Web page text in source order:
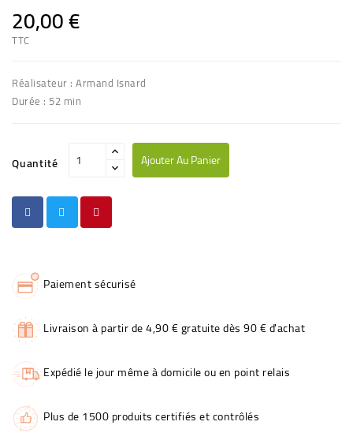
20,00 €
TTC
Réalisateur : Armand Isnard
Durée : 52 min
Quantité Ajouter Au Panier
Paiement sécurisé
Livraison à partir de 4,90 € gratuite dès 90 € d'achat
Expédié le jour même à domicile ou en point relais
Plus de 1500 produits certifiés et contrôlés